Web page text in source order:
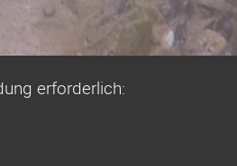
erforderlich: